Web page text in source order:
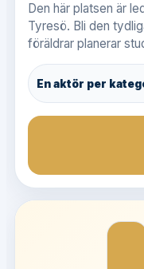
Den här platsen är
Tyresö. Bli den
föräldrar planerar
En aktör per